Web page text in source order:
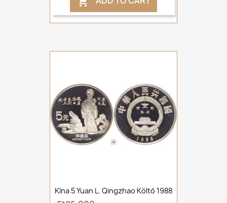
Kína 5 Yuan L. Qingzhao Költő 1988